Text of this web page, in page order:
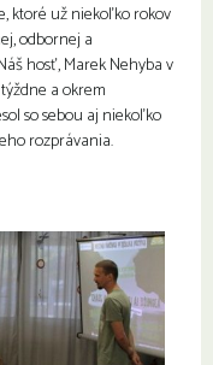
ktoré už niekoľko rokov
odbornej a
hosť, Marek Nehyba v
a okrem
so sebou aj niekoľko
rozprávania.